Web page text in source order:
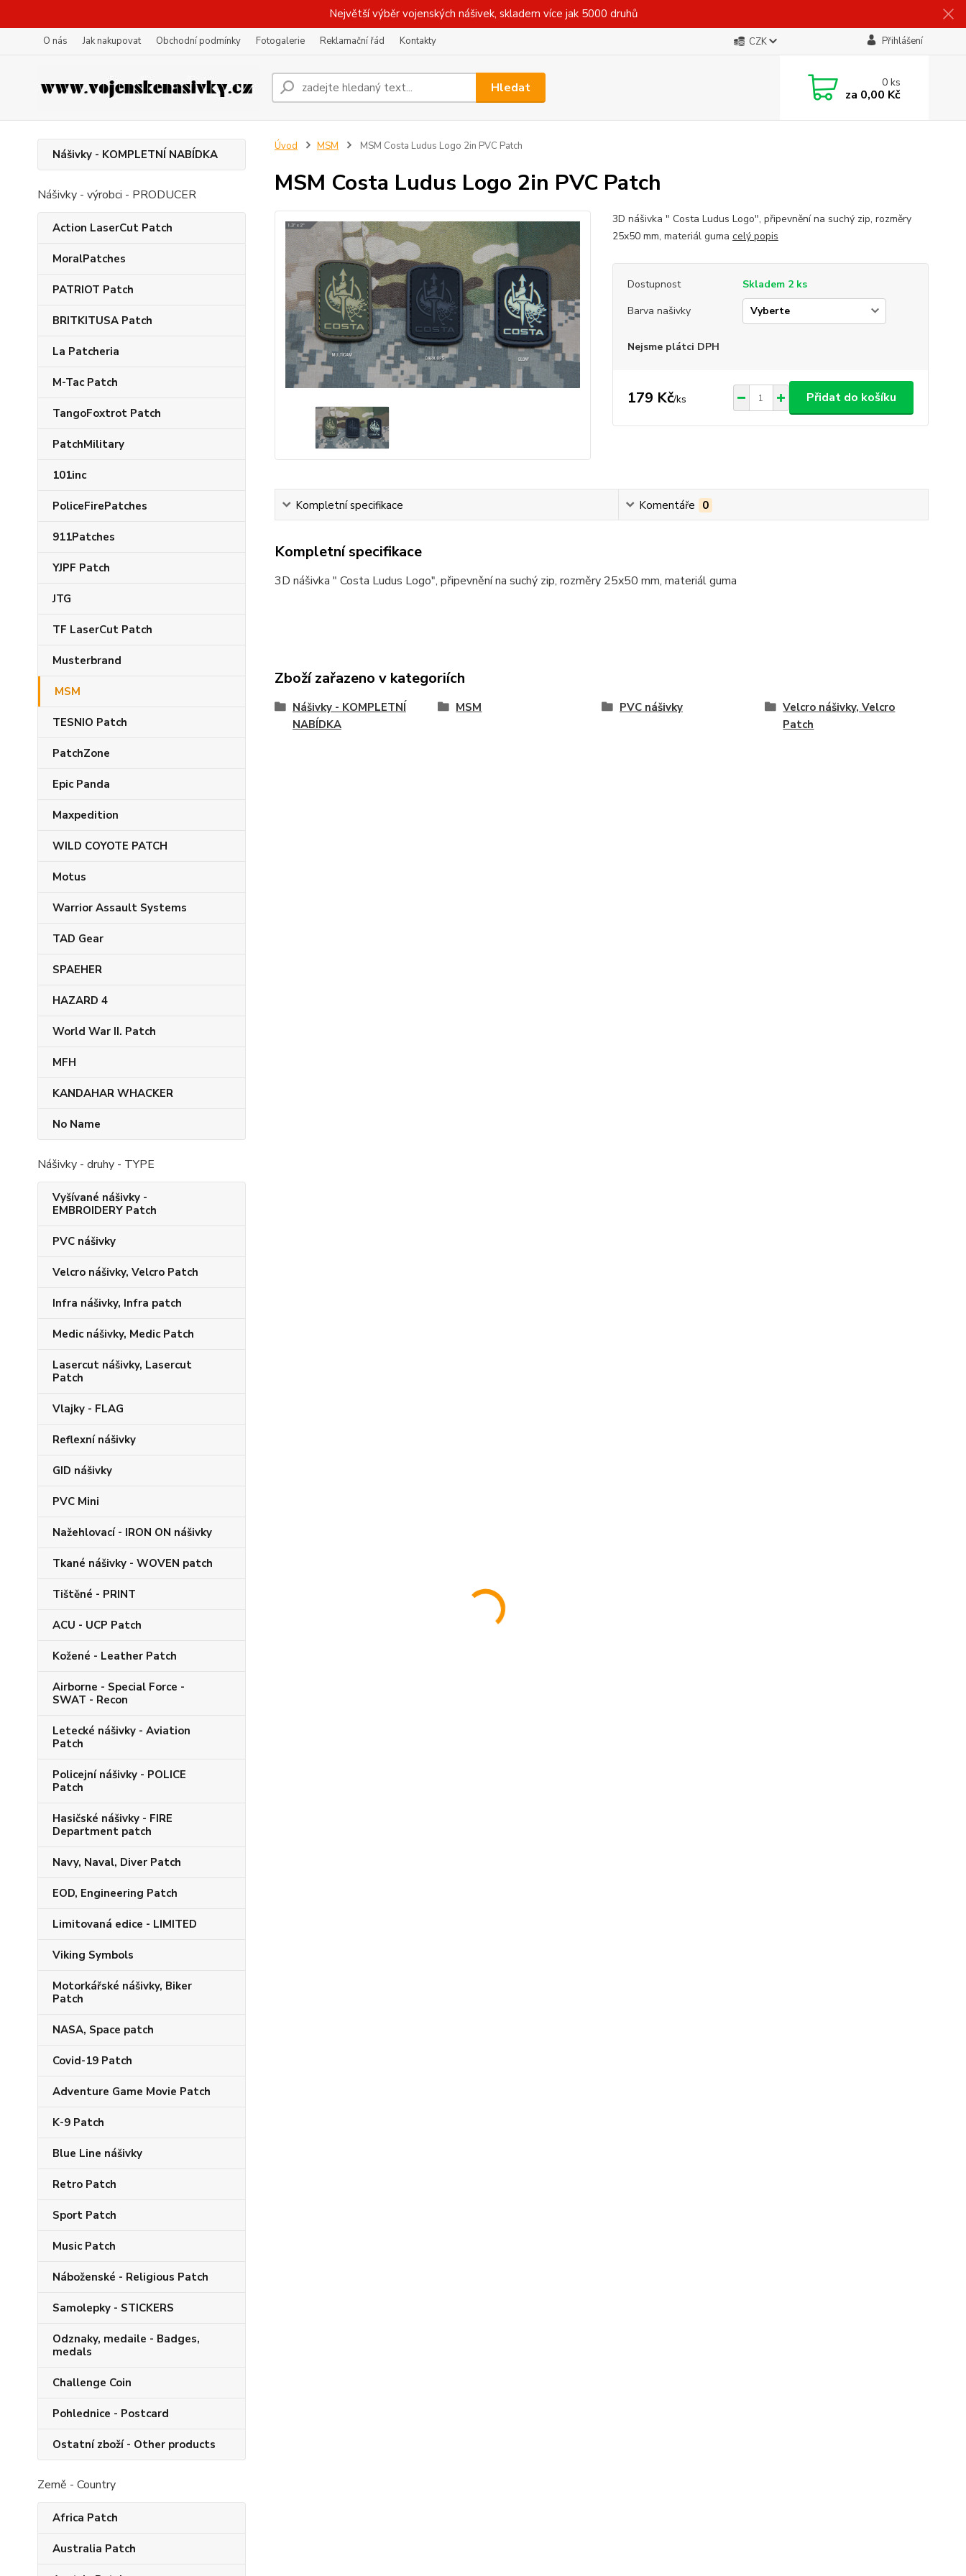
Největší výběr vojenských nášivek, skladem více jak 5000 druhů
O nás Jak nakupovat Obchodní podmínky Fotogalerie Reklamační řád Kontakty CZK Přihlášení
Hledat 0ks
za 0,00 Kč
Nášivky - KOMPLETNÍ NABÍDKA
Nášivky - výrobci - PRODUCER
Action LaserCut Patch
MoralPatches
PATRIOT Patch
BRITKITUSA Patch
La Patcheria
M-Tac Patch
TangoFoxtrot Patch
PatchMilitary
101inc
PoliceFirePatches
911Patches
YJPF Patch
JTG
TF LaserCut Patch
Musterbrand
MSM
TESNIO Patch
PatchZone
Epic Panda
Maxpedition
WILD COYOTE PATCH
Motus
Warrior Assault Systems
TAD Gear
SPAEHER
HAZARD 4
World War II. Patch
MFH
KANDAHAR​ WHACKER
No Name
Nášivky - druhy - TYPE
Vyšívané nášivky -
EMBROIDERY Patch
PVC nášivky
Velcro nášivky, Velcro Patch
Infra nášivky, Infra patch
Medic nášivky, Medic Patch
Lasercut nášivky, Lasercut
Patch
Vlajky - FLAG
Reflexní nášivky
GID nášivky
PVC Mini
Nažehlovací - IRON ON nášivky
Tkané nášivky - WOVEN patch
Tištěné - PRINT
ACU - UCP Patch
Kožené - Leather Patch
Airborne - Special Force -
SWAT - Recon
Letecké nášivky - Aviation
Patch
Policejní nášivky - POLICE
Patch
Hasičské nášivky - FIRE
Department patch
Navy, Naval, Diver Patch
EOD, Engineering Patch
Limitovaná edice - LIMITED
Viking Symbols
Motorkářské nášivky, Biker
Patch
NASA, Space patch
Covid-19 Patch
Adventure Game Movie Patch
K-9 Patch
Blue Line nášivky
Retro Patch
Sport Patch
Music Patch
Náboženské - Religious Patch
Samolepky - STICKERS
Odznaky, medaile - Badges,
medals
Challenge Coin
Pohlednice - Postcard
Ostatní zboží - Other products
Země - Country
Africa Patch
Australia Patch
Úvod MSM MSM Costa Ludus Logo 2in PVC Patch
MSM Costa Ludus Logo 2in PVC Patch
3D nášivka " Costa Ludus Logo", připevnění na suchý zip, rozměry
25x50 mm, materiál guma celý popis
Dostupnost
Skladem 2 ks
Barva našivky
Nejsme plátci DPH
179 Kč/ks Přidat do košíku
Kompletní specifikace Komentáře 0
Kompletní specifikace
3D nášivka " Costa Ludus Logo", připevnění na suchý zip, rozměry 25x50 mm, materiál guma
Zboží zařazeno v kategoriích
Nášivky - KOMPLETNÍ
NABÍDKA
MSM PVC nášivky
Velcro nášivky, Velcro
Patch